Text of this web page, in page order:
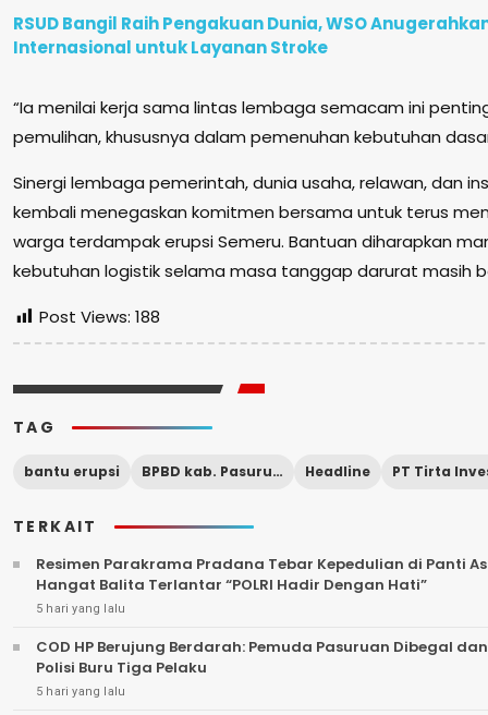
RSUD Bangil Raih Pengakuan Dunia, WSO
Internasional untuk Layanan Stroke
“Ia menilai kerja sama lintas lembaga semacam ini
pemulihan, khususnya dalam pemenuhan kebutuhan
Sinergi lembaga pemerintah, dunia usaha, relawan, dan
kembali menegaskan komitmen bersama untuk terus
warga terdampak erupsi Semeru. Bantuan diharapkan
kebutuhan logistik selama masa tanggap darurat masih
Post Views: 188
TAG
bantu erupsi BPBD kab. Pasuruan Headline
TERKAIT
Resimen Parakrama Pradana Tebar Kepedulian di Panti
Hangat Balita Terlantar “POLRI Hadir Dengan Hati”
5 hari yang lalu
COD HP Berujung Berdarah: Pemuda Pasuruan Dibegal
Polisi Buru Tiga Pelaku
5 hari yang lalu